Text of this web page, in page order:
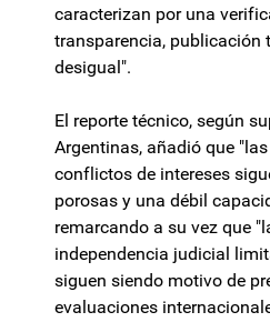
caracterizan por una
transparencia, publicación
desigual".
El reporte técnico, según
Argentinas, añadió que
conflictos de intereses
porosas y una débil
remarcando a su vez que
independencia judicial
siguen siendo motivo de
evaluaciones